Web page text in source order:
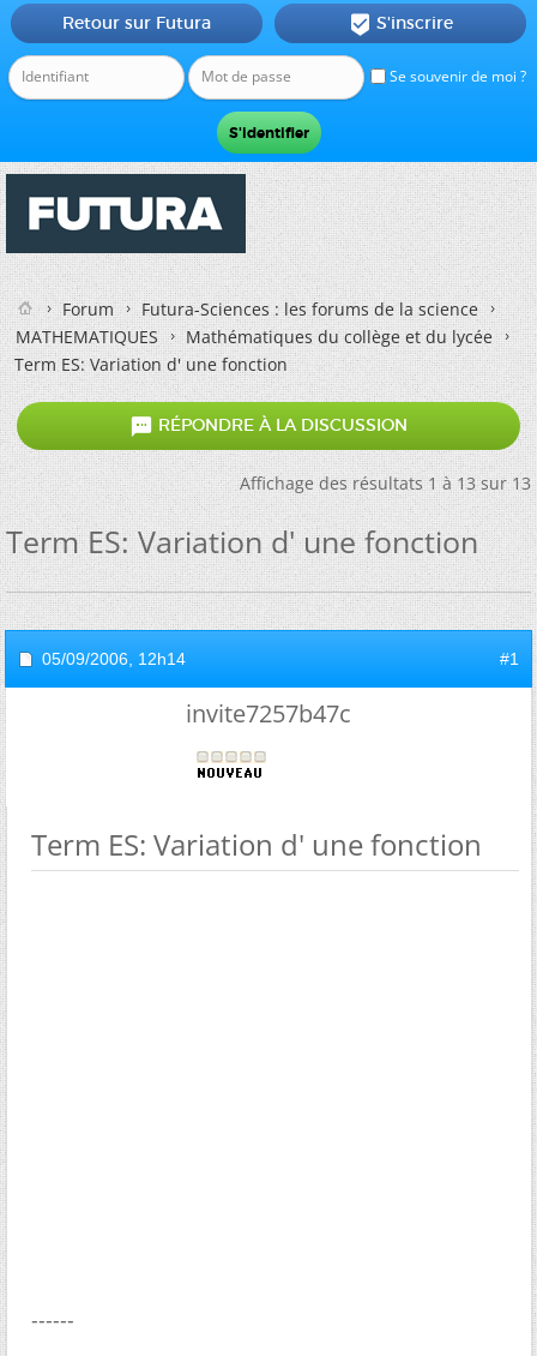
Se souvenir de moi ?
Retour sur Futura  S'inscrire
Forum
Futura-Sciences : les forums de la science
MATHEMATIQUES
Mathématiques du collège et du lycée
Term ES: Variation d' une fonction
 RÉPONDRE À LA DISCUSSION
Affichage des résultats 1 à 13 sur 13
Term ES: Variation d' une fonction
05/09/2006, 12h14 #1
invite7257b47c
Term ES: Variation d' une fonction
------